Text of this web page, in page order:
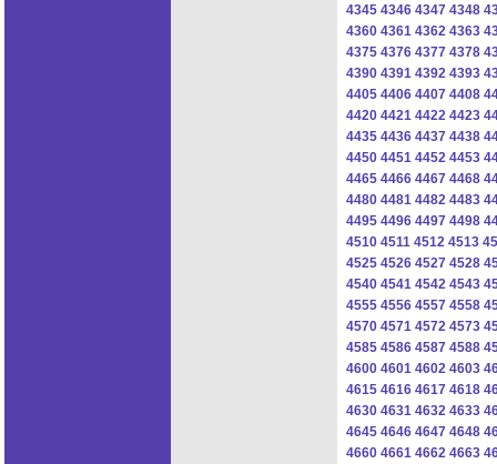
4345 4346 4347 4348
4360 4361 4362 4363
4375 4376 4377 4378
4390 4391 4392 4393
4405 4406 4407 4408
4420 4421 4422 4423
4435 4436 4437 4438
4450 4451 4452 4453
4465 4466 4467 4468
4480 4481 4482 4483
4495 4496 4497 4498
4510 4511 4512 4513
4525 4526 4527 4528
4540 4541 4542 4543
4555 4556 4557 4558
4570 4571 4572 4573
4585 4586 4587 4588
4600 4601 4602 4603
4615 4616 4617 4618
4630 4631 4632 4633
4645 4646 4647 4648
4660 4661 4662 4663